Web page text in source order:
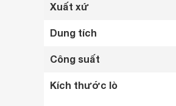
Xuất xứ
Dung tích
Công suất
Kích thước lò